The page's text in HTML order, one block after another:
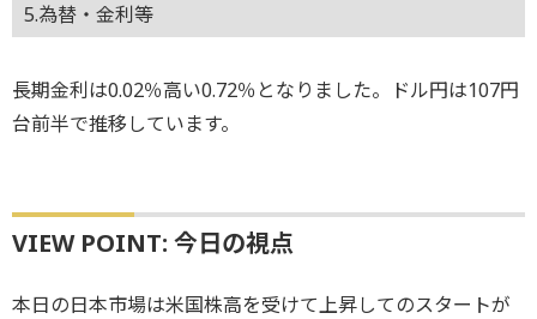
5.為替・金利等
長期金利は0.02％高い0.72％となりました。ドル円は107円
台前半で推移しています。
VIEW POINT: 今日の視点
本日の日本市場は米国株高を受けて上昇してのスタートが